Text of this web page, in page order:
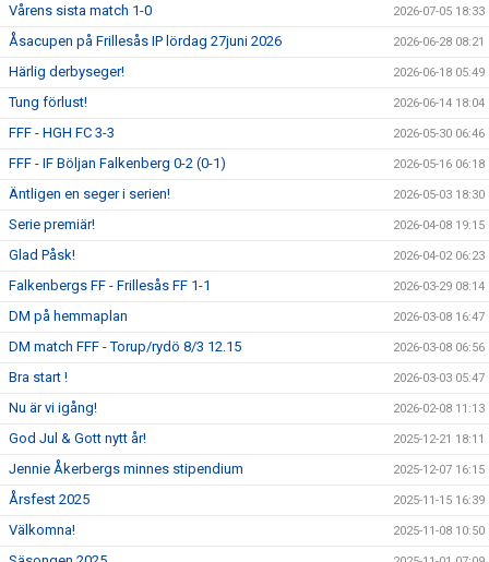
Vårens sista match 1-0 2026-07-05 18:33
Åsacupen på Frillesås IP lördag 27juni 2026 2026-06-28 08:21
Härlig derbyseger! 2026-06-18 05:49
Tung förlust! 2026-06-14 18:04
FFF - HGH FC 3-3 2026-05-30 06:46
FFF - IF Böljan Falkenberg 0-2 (0-1) 2026-05-16 06:18
Äntligen en seger i serien! 2026-05-03 18:30
Serie premiär! 2026-04-08 19:15
Glad Påsk! 2026-04-02 06:23
Falkenbergs FF - Frillesås FF 1-1 2026-03-29 08:14
DM på hemmaplan 2026-03-08 16:47
DM match FFF - Torup/rydö 8/3 12.15 2026-03-08 06:56
Bra start ! 2026-03-03 05:47
Nu är vi igång! 2026-02-08 11:13
God Jul & Gott nytt år! 2025-12-21 18:11
Jennie Åkerbergs minnes stipendium 2025-12-07 16:15
Årsfest 2025 2025-11-15 16:39
Välkomna! 2025-11-08 10:50